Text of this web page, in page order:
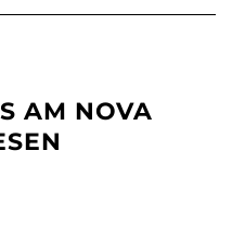
AM NOVA